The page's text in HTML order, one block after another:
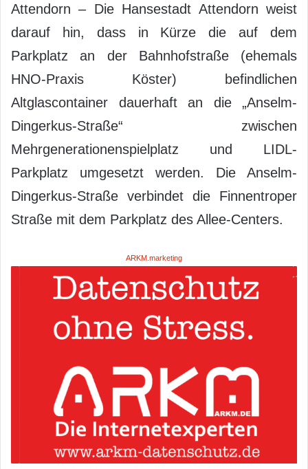
Attendorn – Die Hansestadt Attendorn weist
darauf hin, dass in Kürze die auf dem
Parkplatz an der Bahnhofstraße (ehemals
HNO-Praxis Köster) befindlichen
Altglascontainer dauerhaft an die „Anselm-
Dingerkus-Straße“ zwischen
Mehrgenerationenspielplatz und LIDL-
Parkplatz umgesetzt werden. Die Anselm-
Dingerkus-Straße verbindet die Finnentroper
Straße mit dem Parkplatz des Allee-Centers.
ARKM.marketing